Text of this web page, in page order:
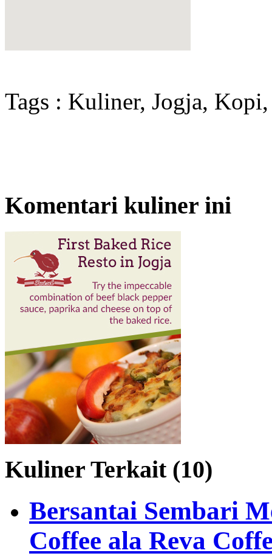
Tags : Kuliner, Jogja,
Komentari kuliner ini
Kuliner Terkait (10)
Bersantai Sembari
Coffee ala Reva